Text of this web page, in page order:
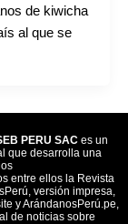
de kiwicha
al que se
PERU SAC es un
que desarrolla una
entre ellos la Revista
versión impresa,
y ArándanosPerú.pe,
de noticias sobre